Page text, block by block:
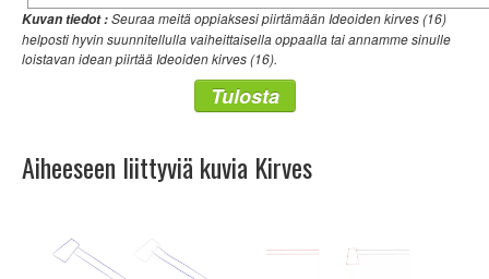
Kuvan tiedot :Seuraa meitä oppiaksesi piirtämään Ideoiden kirves (16)
helposti hyvin suunnitellulla vaiheittaisella oppaalla tai annamme sinulle
loistavan idean piirtää Ideoiden kirves (16).
Tulosta
Aiheeseen liittyviä kuvia Kirves